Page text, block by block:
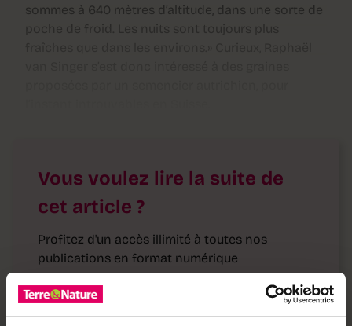
sommes à 640 mètres d’altitude, dans une sorte de
poche de froid. Les nuits sont toujours plus
Vous voulez lire la suite de
cet article ?
Profitez d'un accès illimité à toutes nos
publications en format numérique
→ Nos abonnements